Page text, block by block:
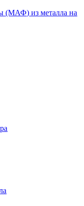
(МАФ) из металла на